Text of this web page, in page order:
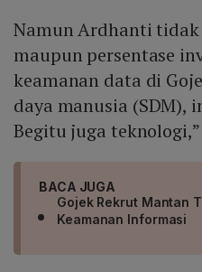
Namun Ardhanti
maupun persentase
keamanan data di
daya manusia (SDM),
Begitu juga
BACA JUGA
Gojek Rekrut Mantan
Keamanan Informasi